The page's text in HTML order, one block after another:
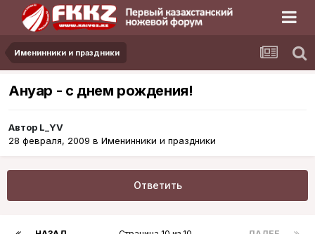
Именинники и праздники
Ануар - с днем рождения!
Автор L_YV
28 февраля, 2009 в Именинники и праздники
Ответить